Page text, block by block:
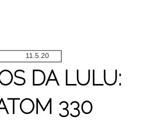
11.5.20
DA LULU:
330